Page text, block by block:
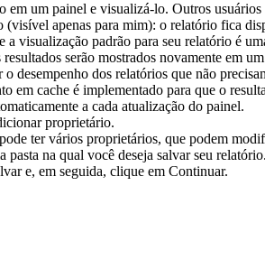
em um painel e visualizá-lo. Outros
(visível apenas para mim): o relatório fica
a visualização padrão para seu relatório é
serão mostrados novamente em
o desempenho dos relatórios que não
em cache é implementado para que o
a cada atualização do painel.
proprietário.
ter vários proprietários, que podem
pasta na qual você deseja salvar seu relatório.
e, em seguida, clique em Continuar.